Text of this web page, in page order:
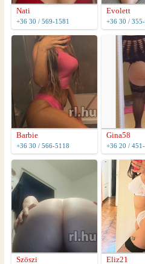
Nati
+36 30 / 569-1581
Evolett
+36 30 /
Barbie
+36 30 / 566-5118
Gina58
+36 20 /
Szöszi Eliz21